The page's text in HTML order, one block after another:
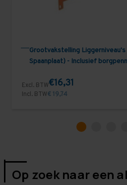
Grootvakstelling Liggerniveau's
Spaanplaat) - Inclusief
Excl. BTW€16,31
Incl. BTW€ 19,74
Op zoek naar een